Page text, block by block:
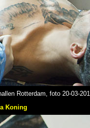
Rotterdam, foto 20-03-
Koning